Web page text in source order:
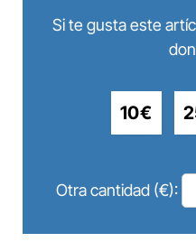
Si te gusta este
10€
Otra cantidad (€):